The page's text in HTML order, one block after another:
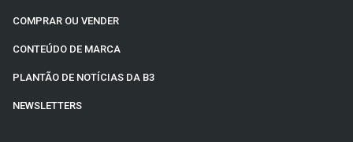
COMPRAR OU VENDER
CONTEÚDO DE MARCA
PLANTÃO DE NOTÍCIAS DA B3
NEWSLETTERS